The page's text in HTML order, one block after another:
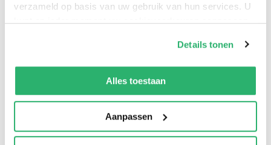
verzameld op basis van uw gebruik van hun services. U
kunt op ieder moment uw cookievoorkeuren aanpassen
We werken samen met13 derdendie uw gegevens
kunnen ontvangen en verwerken.
Details tonen
Alles toestaan
Aanpassen